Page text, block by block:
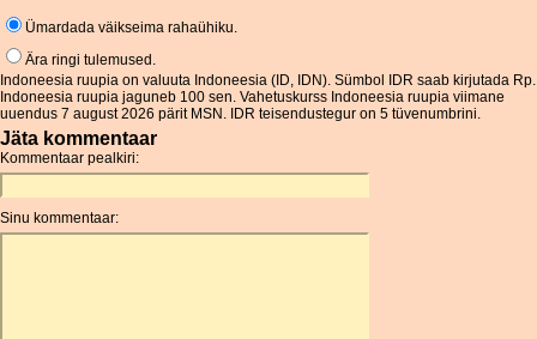
Ümardada väikseima rahaühiku.
Ära ringi tulemused.
Indoneesia ruupia on valuuta Indoneesia (ID, IDN). Sümbol IDR saab kirjutada Rp.
Indoneesia ruupia jaguneb 100 sen. Vahetuskurss Indoneesia ruupia viimane
uuendus 7 august 2026 pärit MSN. IDR teisendustegur on 5 tüvenumbrini.
Jäta kommentaar
Kommentaar pealkiri:
Sinu kommentaar: